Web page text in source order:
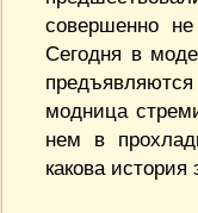
совершенно
Сегодня в
модница
нем в
какова история